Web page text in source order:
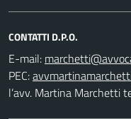
CONTATTI D.P.O.
E-mail:
PEC:
l’avv. Martina Marchetti